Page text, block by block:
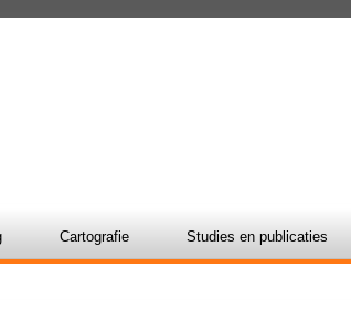
Cartografie Studies en publicaties